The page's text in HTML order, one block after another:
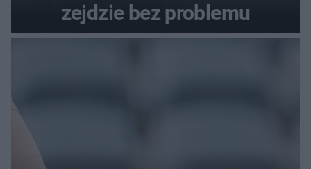
zejdzie bez problemu